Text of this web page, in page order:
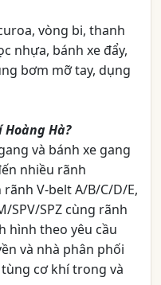
vòng bi, thanh
nhựa, bánh xe đẩy,
bơm mỡ tay, dụng
Hà?
và bánh xe gang
nhiều rãnh
V-belt A/B/C/D/E,
SPV/SPZ cùng rãnh
hình theo yêu cầu
và nhà phân phối
cơ khí trong và